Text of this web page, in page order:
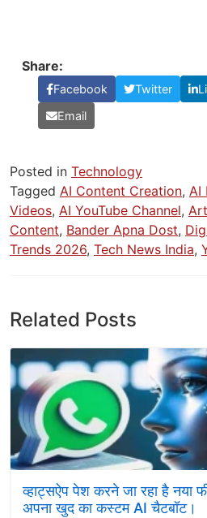
Share:
Facebook Twitter
Email
Posted in Technology
Tagged AI Content Creation, AI
Videos, AI YouTube Channel,
Content, Bander Apna Dost,
Trends 2026, Tech News India,
Related Posts
व्हाट्सऐप पेश करने जा रहा है नया
अपना खुद का कस्टम AI चैटबॉट।